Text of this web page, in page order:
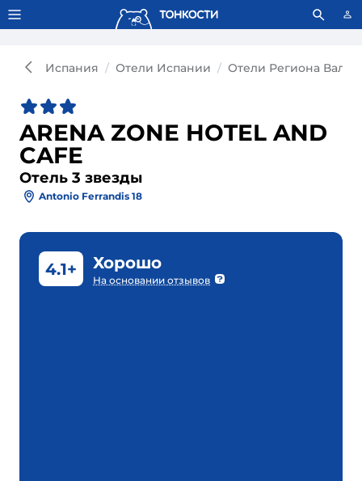
Тонкости используют сookie-файлы. Что это значит?
Испания Отели Испании Отели Региона
ARENA ZONE HOTEL AND
CAFE
Отель 3 звезды
Antonio Ferrandis 18
4.1+ Хорошо
На основании отзывов